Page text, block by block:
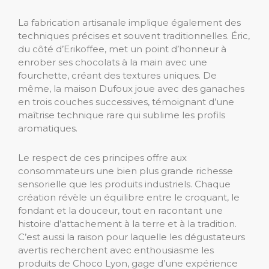
La fabrication artisanale implique également des
techniques précises et souvent traditionnelles. Éric,
du côté d’Erikoffee, met un point d’honneur à
enrober ses chocolats à la main avec une
fourchette, créant des textures uniques. De
même, la maison Dufoux joue avec des ganaches
en trois couches successives, témoignant d’une
maîtrise technique rare qui sublime les profils
aromatiques.
Le respect de ces principes offre aux
consommateurs une bien plus grande richesse
sensorielle que les produits industriels. Chaque
création révèle un équilibre entre le croquant, le
fondant et la douceur, tout en racontant une
histoire d’attachement à la terre et à la tradition.
C’est aussi la raison pour laquelle les dégustateurs
avertis recherchent avec enthousiasme les
produits de Choco Lyon, gage d’une expérience